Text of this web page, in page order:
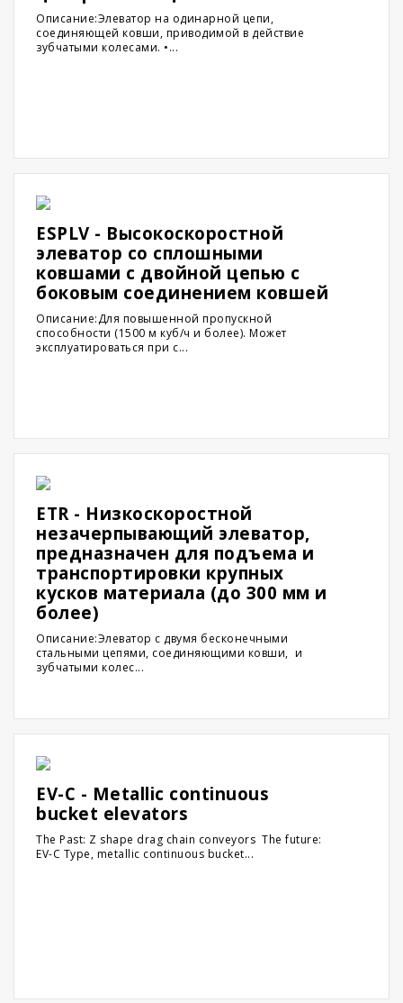
Описание:Элеватор на одинарной цепи,
соединяющей ковши, приводимой в действие
зубчатыми колесами. •...
ESPLV - Высокоскоростной
элеватор со сплошными
ковшами с двойной цепью с
боковым соединением ковшей
Описание:Для повышенной пропускной
способности (1500 м куб/ч и более). Может
эксплуатироваться при с...
ETR - Низкоскоростной
незачерпывающий элеватор,
предназначен для подъема и
транспортировки крупных
кусков материала (до 300 мм и
более)
Описание:Элеватор с двумя бесконечными
стальными цепями, соединяющими ковши, и
зубчатыми колес...
EV-C - Metallic continuous
bucket elevators
The Past: Z shape drag chain conveyors The future:
EV-C Type, metallic continuous bucket...